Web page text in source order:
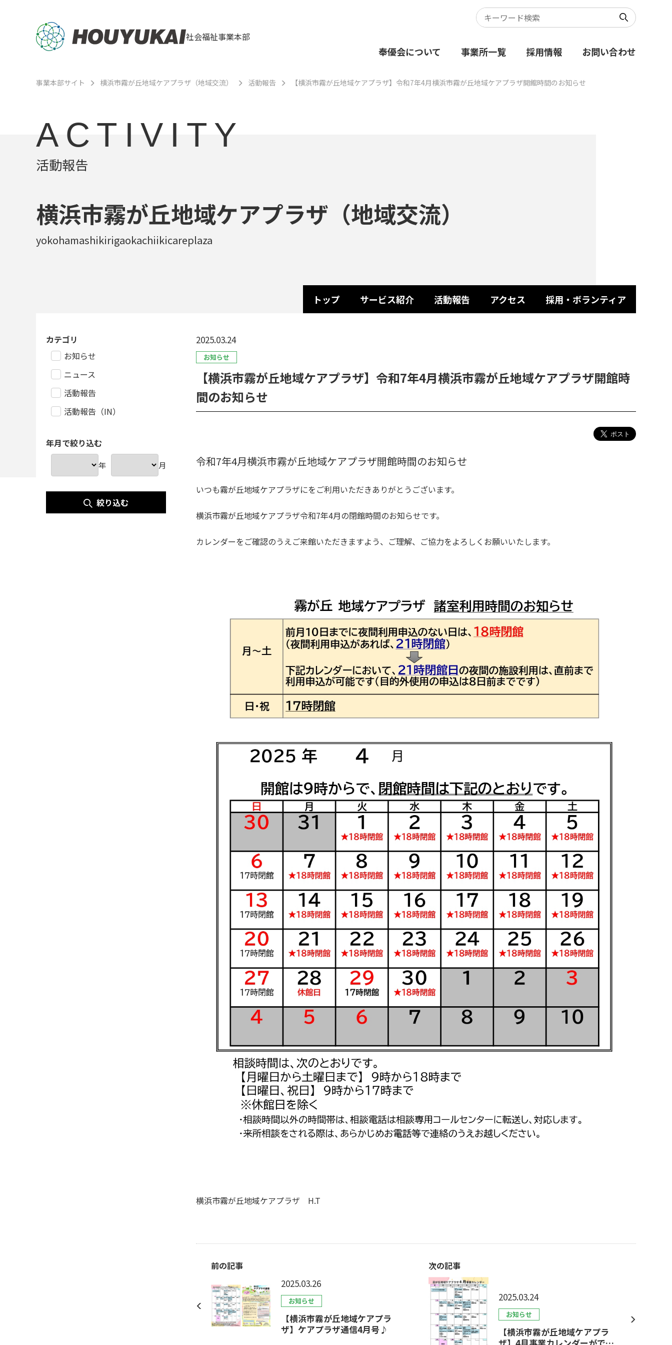
社会福祉事業本部
奉優会について 事業所一覧 採用情報 お問い合わせ
事業本部サイト 横浜市霧が丘地域ケアプラザ（地域交流） 活動報告 【横浜市霧が丘地域ケアプラザ】令和7年4月横浜市霧が丘地域ケアプラザ開館時間のお知らせ
ACTIVITY
活動報告
横浜市霧が丘地域ケアプラザ（地域交流）
yokohamashikirigaokachiikicareplaza
トップ サービス紹介 活動報告 アクセス 採用・ボランティア
2025.03.24
お知らせ
【横浜市霧が丘地域ケアプラザ】令和7年4月横浜市霧が丘地域ケアプラザ開館時
間のお知らせ
令和7年4月横浜市霧が丘地域ケアプラザ開館時間のお知らせ
いつも霧が丘地域ケアプラザにをご利用いただきありがとうございます。
横浜市霧が丘地域ケアプラザ令和7年4月の閉館時間のお知らせです。
カレンダーをご確認のうえご来館いただきますよう、ご理解、ご協力をよろしくお願いいたします。
横浜市霧が丘地域ケアプラザ H.T
前の記事
2025.03.26
お知らせ
【横浜市霧が丘地域ケアプラ
ザ】ケアプラザ通信4月号♪
次の記事
2025.03.24
お知らせ
【横浜市霧が丘地域ケアプラ
カテゴリ
お知らせ
ニュース
活動報告
活動報告（IN）
年月で絞り込む
年 月
絞り込む